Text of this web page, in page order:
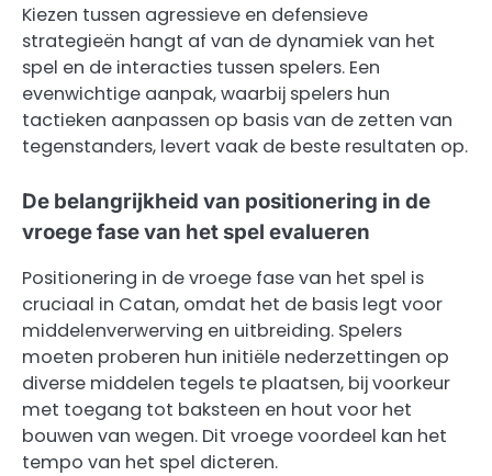
Kiezen tussen agressieve en defensieve
strategieën hangt af van de dynamiek van het
spel en de interacties tussen spelers. Een
evenwichtige aanpak, waarbij spelers hun
tactieken aanpassen op basis van de zetten van
tegenstanders, levert vaak de beste resultaten op.
De belangrijkheid van positionering in de
vroege fase van het spel evalueren
Positionering in de vroege fase van het spel is
cruciaal in Catan, omdat het de basis legt voor
middelenverwerving en uitbreiding. Spelers
moeten proberen hun initiële nederzettingen op
diverse middelen tegels te plaatsen, bij voorkeur
met toegang tot baksteen en hout voor het
bouwen van wegen. Dit vroege voordeel kan het
tempo van het spel dicteren.